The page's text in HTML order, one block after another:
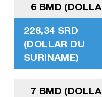
6 BMD
228,34 SRD
(DOLLAR DU
SURINAME)
7 BMD